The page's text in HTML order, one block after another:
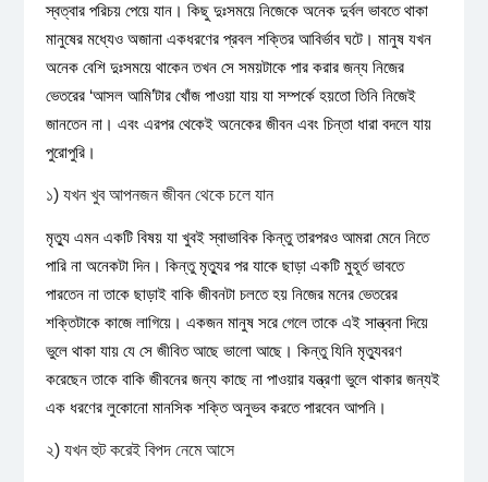
স্বত্বার পরিচয় পেয়ে যান। কিছু দুঃসময়ে নিজেকে অনেক দুর্বল ভাবতে থাকা
মানুষের মধ্যেও অজানা একধরণের প্রবল শক্তির আবির্ভাব ঘটে। মানুষ যখন
অনেক বেশি দুঃসময়ে থাকেন তখন সে সময়টাকে পার করার জন্য নিজের
ভেতরের ‘আসল আমি’টার খোঁজ পাওয়া যায় যা সম্পর্কে হয়তো তিনি নিজেই
জানতেন না। এবং এরপর থেকেই অনেকের জীবন এবং চিন্তা ধারা বদলে যায়
পুরোপুরি।
১) যখন খুব আপনজন জীবন থেকে চলে যান
মৃত্যু এমন একটি বিষয় যা খুবই স্বাভাবিক কিন্তু তারপরও আমরা মেনে নিতে
পারি না অনেকটা দিন। কিন্তু মৃত্যুর পর যাকে ছাড়া একটি মুহূর্ত ভাবতে
পারতেন না তাকে ছাড়াই বাকি জীবনটা চলতে হয় নিজের মনের ভেতরের
শক্তিটাকে কাজে লাগিয়ে। একজন মানুষ সরে গেলে তাকে এই সান্ত্বনা দিয়ে
ভুলে থাকা যায় যে সে জীবিত আছে ভালো আছে। কিন্তু যিনি মৃত্যুবরণ
করেছেন তাকে বাকি জীবনের জন্য কাছে না পাওয়ার যন্ত্রণা ভুলে থাকার জন্যই
এক ধরণের লুকোনো মানসিক শক্তি অনুভব করতে পারবেন আপনি।
২) যখন হুট করেই বিপদ নেমে আসে